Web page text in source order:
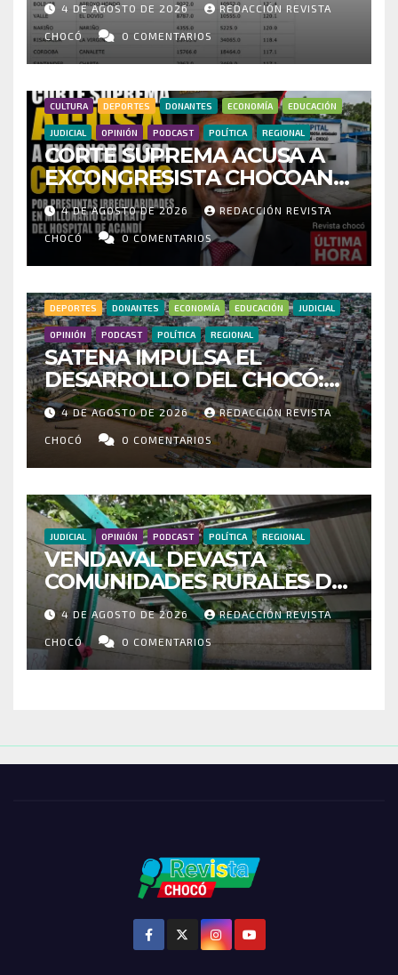
CENSO ELECTORAL Y PIDE
INVESTIGAR PRESUNTO
FRAUDE
4 DE AGOSTO DE 2026 REDACCIÓN REVISTA
CHOCÓ 0 COMENTARIOS
CULTURA DEPORTES DONANTES ECONOMÍA EDUCACIÓN
JUDICIAL OPINIÓN PODCAST POLÍTICA REGIONAL
CORTE SUPREMA ACUSA A
EXCONGRESISTA CHOCOANO
POR PRESUNTAS
IRREGULARIDADES EN
MILLONARIO CONTRATO DEL
HOSPITAL DE ACANDÍ
4 DE AGOSTO DE 2026 REDACCIÓN REVISTA
CHOCÓ 0 COMENTARIOS
DEPORTES DONANTES ECONOMÍA EDUCACIÓN JUDICIAL
OPINIÓN PODCAST POLÍTICA REGIONAL
SATENA IMPULSA EL
DESARROLLO DEL CHOCÓ:
MÁS DE 35 MIL PASAJEROS
MOVILIZADOS Y NUEVAS
RUTAS FORTALECEN LA
CONECTIVIDAD
4 DE AGOSTO DE 2026 REDACCIÓN REVISTA
CHOCÓ 0 COMENTARIOS
JUDICIAL OPINIÓN PODCAST POLÍTICA REGIONAL
VENDAVAL DEVASTA
COMUNIDADES RURALES DE
RIOSUCIO: ESCUELAS,
VIVIENDAS Y CEMENTERIO
ENTRE LOS AFECTADOS
4 DE AGOSTO DE 2026 REDACCIÓN REVISTA
CHOCÓ 0 COMENTARIOS